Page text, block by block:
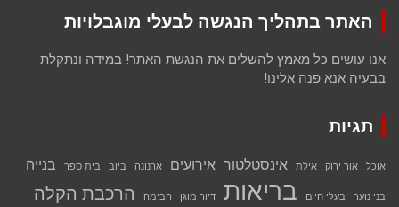
האתר בתהליך הנגשה לבעלי מוגבלויות
אנו עושים כל מאמץ להשלים את הנגשת האתר! במידה ונתקלת
בבעיה אנא פנה אלינו!
תגיות
אוכל אור ירוק אילת אינסטלטור אירועים ארנונה ביוב בית ספר בנייה
בני נוער בעלי חיים בריאות דיור מוגן הבימה הרכבת הקלה